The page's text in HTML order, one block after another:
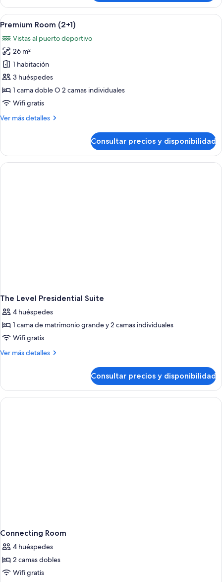
Room
Sea
View
Abrir
todas
las
fotos
de
Premium
Room
(2+1)
Una habitación de hotel con una
6
Premium Room (2+1)
Vistas al puerto deportivo
26 m²
1 habitación
3 huéspedes
1 cama doble O 2 camas individuales
Wifi gratis
Ver más detalles
Más
Room
(2+1)
Consultar precios y disponibilidad
The Level Presidential Suite
4 huéspedes
1 cama de matrimonio grande y 2 camas individuales
Wifi gratis
Ver más detalles
Más
Level
Presidential
Suite
Consultar precios y disponibilidad
Connecting Room
4 huéspedes
2 camas dobles
Wifi gratis